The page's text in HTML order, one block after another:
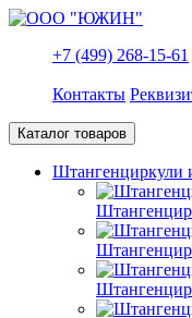
+7 (499) 268-15-61
Контакты
Каталог товаров
Штангенциркули